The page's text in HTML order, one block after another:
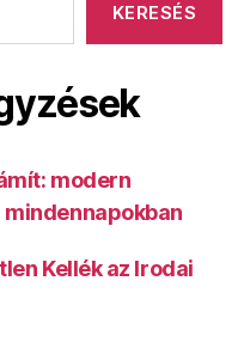
KERESÉS
modern
Kellék az Irodai